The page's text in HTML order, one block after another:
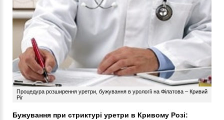
Процедура розширення уретри, бужування в урології на Філатова – Кривий
Ріг
Бужування при стриктурі уретри в Кривому Розі: